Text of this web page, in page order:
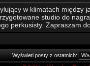
w klimatach między
studio do
perkusisty. Zapraszam
Wyświetl posty z ostatnich: